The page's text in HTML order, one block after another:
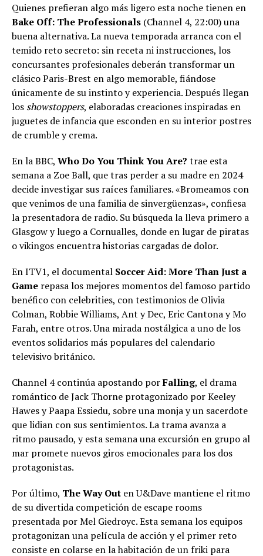
Quienes prefieran algo más ligero esta noche tienen en
Bake Off: The Professionals (Channel 4, 22:00) una
buena alternativa. La nueva temporada arranca con el
temido reto secreto: sin receta ni instrucciones, los
concursantes profesionales deberán transformar un
clásico Paris-Brest en algo memorable, fiándose
únicamente de su instinto y experiencia. Después llegan
los showstoppers, elaboradas creaciones inspiradas en
juguetes de infancia que esconden en su interior postres
de crumble y crema.
En la BBC, Who Do You Think You Are? trae esta
semana a Zoe Ball, que tras perder a su madre en 2024
decide investigar sus raíces familiares. «Bromeamos con
que venimos de una familia de sinvergüenzas», confiesa
la presentadora de radio. Su búsqueda la lleva primero a
Glasgow y luego a Cornualles, donde en lugar de piratas
o vikingos encuentra historias cargadas de dolor.
En ITV1, el documental Soccer Aid: More Than Just a
Game repasa los mejores momentos del famoso partido
benéfico con celebrities, con testimonios de Olivia
Colman, Robbie Williams, Ant y Dec, Eric Cantona y Mo
Farah, entre otros. Una mirada nostálgica a uno de los
eventos solidarios más populares del calendario
televisivo británico.
Channel 4 continúa apostando porFalling, el drama
romántico de Jack Thorne protagonizado por Keeley
Hawes y Paapa Essiedu, sobre una monja y un sacerdote
que lidian con sus sentimientos. La trama avanza a
ritmo pausado, y esta semana una excursión en grupo al
mar promete nuevos giros emocionales para los dos
protagonistas.
Por último, The Way Out en U&Dave mantiene el ritmo
de su divertida competición de escape rooms
presentada por Mel Giedroyc. Esta semana los equipos
protagonizan una película de acción y el primer reto
consiste en colarse en la habitación de un friki para